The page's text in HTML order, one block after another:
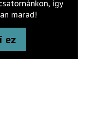
így
marad!
ez